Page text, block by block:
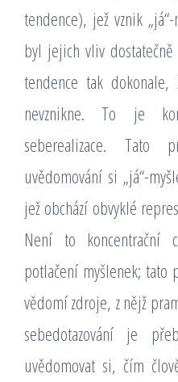
tendence), jež vznik
byl jejich vliv
tendence tak dokonale,
nevznikne. To je
seberealizace. Tato
uvědomování si „já“-
jež obchází obvyklé
Není to koncentrační
potlačení myšlenek; tato
vědomí zdroje, z nějž
sebedotazování je
uvědomovat si, čím